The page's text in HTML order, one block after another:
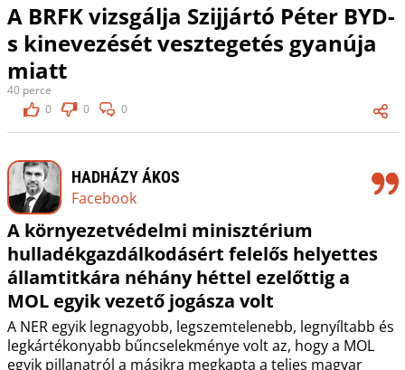
A BRFK vizsgálja Szijjártó Péter BYD-
s kinevezését vesztegetés gyanúja
miatt
40 perce
0
0 0
HADHÁZY ÁKOS
Facebook
A környezetvédelmi minisztérium
hulladékgazdálkodásért felelős helyettes
államtitkára néhány héttel ezelőttig a
MOL egyik vezető jogásza volt
A NER egyik legnagyobb, legszemtelenebb, legnyíltabb és
legkártékonyabb bűncselekménye volt az, hogy a MOL
egyik pillanatról a másikra megkapta a teljes magyar